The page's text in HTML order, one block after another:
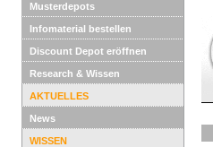
Musterdepots
Infomaterial bestellen
Discount Depot eröffnen
Research & Wissen
AKTUELLES
News
WISSEN